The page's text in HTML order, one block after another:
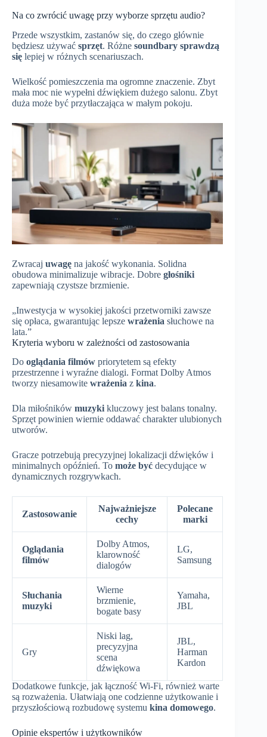
Na co zwrócić uwagę przy wyborze sprzętu audio?
Przede wszystkim, zastanów się, do czego głównie
będziesz używać sprzęt. Różne soundbary sprawdzą
się lepiej w różnych scenariuszach.
Wielkość pomieszczenia ma ogromne znaczenie. Zbyt
mała moc nie wypełni dźwiękiem dużego salonu. Zbyt
duża może być przytłaczająca w małym pokoju.
Zwracaj uwagę na jakość wykonania. Solidna
obudowa minimalizuje wibracje. Dobre głośniki
zapewniają czystsze brzmienie.
„Inwestycja w wysokiej jakości przetworniki zawsze
się opłaca, gwarantując lepsze wrażenia słuchowe na
lata.”
Kryteria wyboru w zależności od zastosowania
Do oglądania filmów priorytetem są efekty
przestrzenne i wyraźne dialogi. Format Dolby Atmos
tworzy niesamowite wrażenia z kina.
Dla miłośników muzyki kluczowy jest balans tonalny.
Sprzęt powinien wiernie oddawać charakter ulubionych
utworów.
Gracze potrzebują precyzyjnej lokalizacji dźwięków i
minimalnych opóźnień. To może być decydujące w
dynamicznych rozgrywkach.
Zastosowanie
Najważniejsze
cechy
Polecane
marki
Oglądania
filmów
Dolby Atmos,
klarowność
dialogów
LG,
Samsung
Słuchania
muzyki
Wierne
brzmienie,
bogate basy
Yamaha,
JBL
Gry
Niski lag,
precyzyjna
scena
dźwiękowa
JBL,
Harman
Kardon
Dodatkowe funkcje, jak łączność Wi-Fi, również warte
są rozważenia. Ułatwiają one codzienne użytkowanie i
przyszłościową rozbudowę systemu kina domowego.
Opinie ekspertów i użytkowników